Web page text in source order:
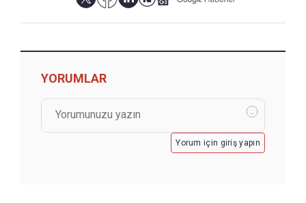
YORUMLAR
Yorum için giriş yapın